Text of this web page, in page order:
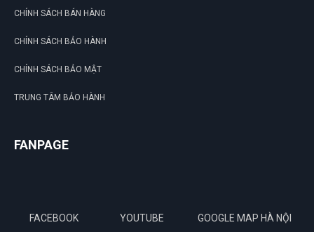
CHÍNH SÁCH BÁN HÀNG
CHÍNH SÁCH BẢO HÀNH
CHÍNH SÁCH BẢO MẬT
TRUNG TÂM BẢO HÀNH
FANPAGE
FACEBOOK YOUTUBE GOOGLE MAP HÀ NỘI